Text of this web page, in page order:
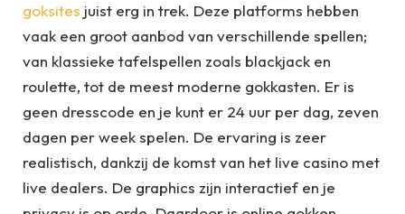
goksites juist erg in trek. Deze platforms hebben
vaak een groot aanbod van verschillende spellen;
van klassieke tafelspellen zoals blackjack en
roulette, tot de meest moderne gokkasten. Er is
geen dresscode en je kunt er 24 uur per dag, zeven
dagen per week spelen. De ervaring is zeer
realistisch, dankzij de komst van het live casino met
live dealers. De graphics zijn interactief en je